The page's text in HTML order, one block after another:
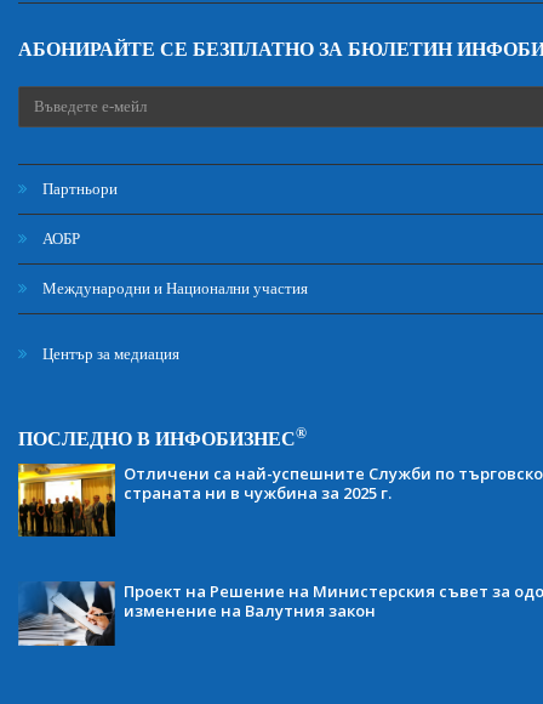
АБОНИРАЙТЕ СЕ БЕЗПЛАТНО ЗА БЮЛЕТИН
Партньори
АОБР
Международни и Национални участия
Център за медиация
ПОСЛЕДНО В ИНФОБИЗНЕС®
Отличени са най-успешните Служби по
страната ни в чужбина за 2025 г.
Проект на Решение на Министерския съвет за
изменение на Валутния закон